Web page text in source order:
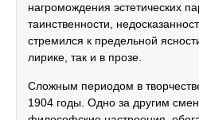
нагромождения эстетических
таинственности,
стремился к предельной
лирике, так и в прозе.
Сложным периодом в
1904 годы. Одно за другим